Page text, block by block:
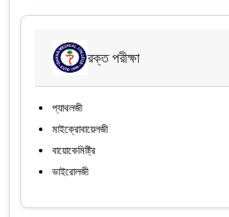
রক্ত পরীক্ষা
প্যাথলজী
মাইক্রোবায়েলজী
বায়োকেমিষ্ট্রি
ভাইরোলজী